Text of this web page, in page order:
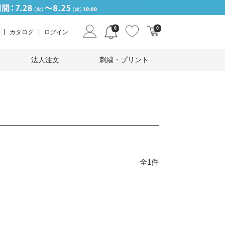
カタログ ログイン
0 0
法人注文 刺繍・プリント
全1件